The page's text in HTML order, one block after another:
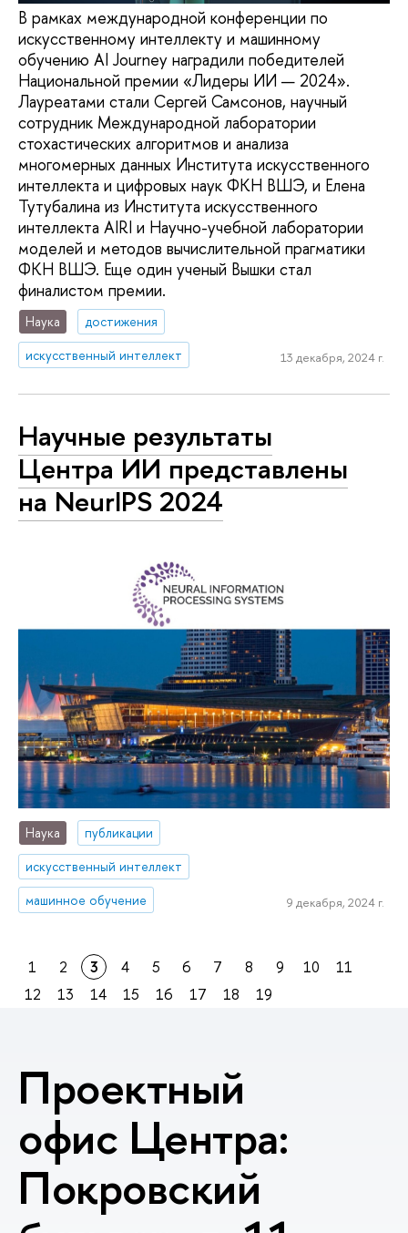
В рамках международной конференции по
искусственному интеллекту и машинному
обучению AI Journey наградили победителей
Национальной премии «Лидеры ИИ — 2024».
Лауреатами стали Сергей Самсонов, научный
сотрудник Международной лаборатории
стохастических алгоритмов и анализа
многомерных данных Института искусственного
интеллекта и цифровых наук ФКН ВШЭ, и Елена
Тутубалина из Института искусственного
интеллекта AIRI и Научно-учебной лаборатории
моделей и методов вычислительной прагматики
ФКН ВШЭ. Еще один ученый Вышки стал
финалистом премии.
Наука
достижения
искусственный интеллект
13 декабря, 2024 г.
Научные результаты
Центра ИИ представлены
на NeurIPS 2024
Наука
публикации
искусственный интеллект
машинное обучение
9 декабря, 2024 г.
1 2 3 4 5 6 7 8 9 10
11
12
13 14 15 16 17 18 19
Проектный
офис Центра:
Покровский